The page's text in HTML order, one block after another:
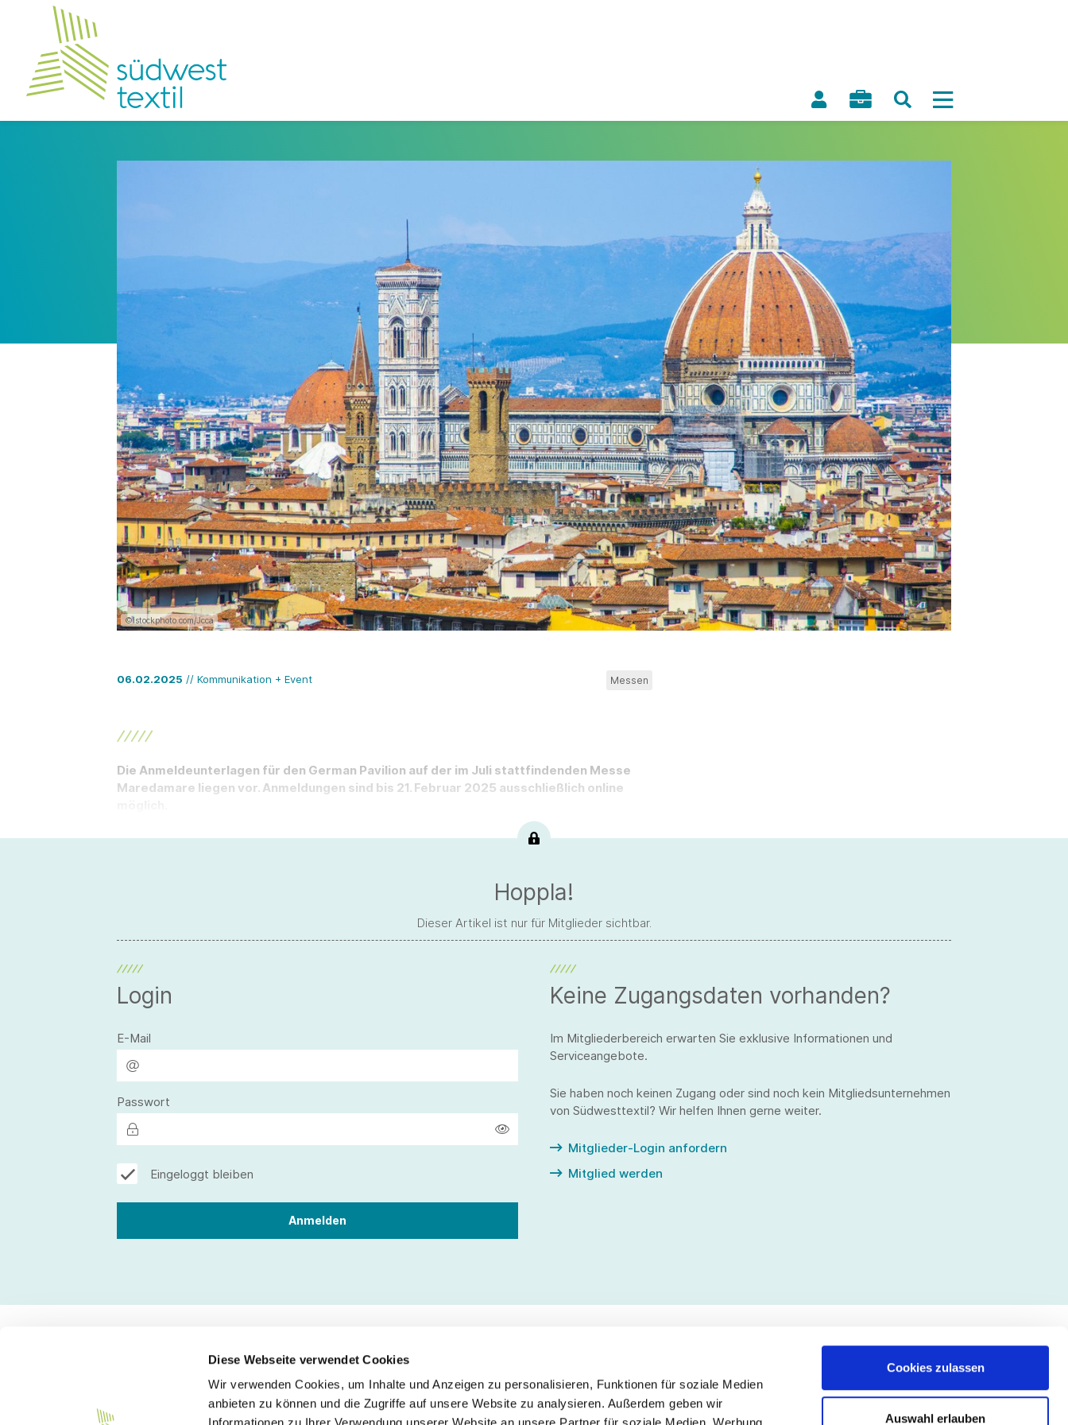
Diese Webseite verwendet Cookies
Wir verwenden Cookies, um Inhalte und Anzeigen zu personalisieren, Funktionen für soziale Medien
anbieten zu können und die Zugriffe auf unsere Website zu analysieren. Außerdem geben wir
Cookies zulassen
Auswahl erlauben
©Istockphoto.com/Jcca
06.02.2025 // Kommunikation + Event Messen
Die Anmeldeunterlagen für den German Pavilion auf der im Juli stattfindenden Messe
Maredamare liegen vor. Anmeldungen sind bis 21. Februar 2025 ausschließlich online
Hoppla!
Dieser Artikel ist nur für Mitglieder sichtbar.
Login
E-Mail
Passwort
Eingeloggt bleiben
Keine Zugangsdaten vorhanden?
Im Mitgliederbereich erwarten Sie exklusive Informationen und
Serviceangebote.
Sie haben noch keinen Zugang oder sind noch kein Mitgliedsunternehmen
von Südwesttextil? Wir helfen Ihnen gerne weiter.
Mitglieder-Login anfordern
Mitglied werden
Service Folgen Sie uns